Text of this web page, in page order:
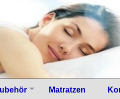
Matratzen